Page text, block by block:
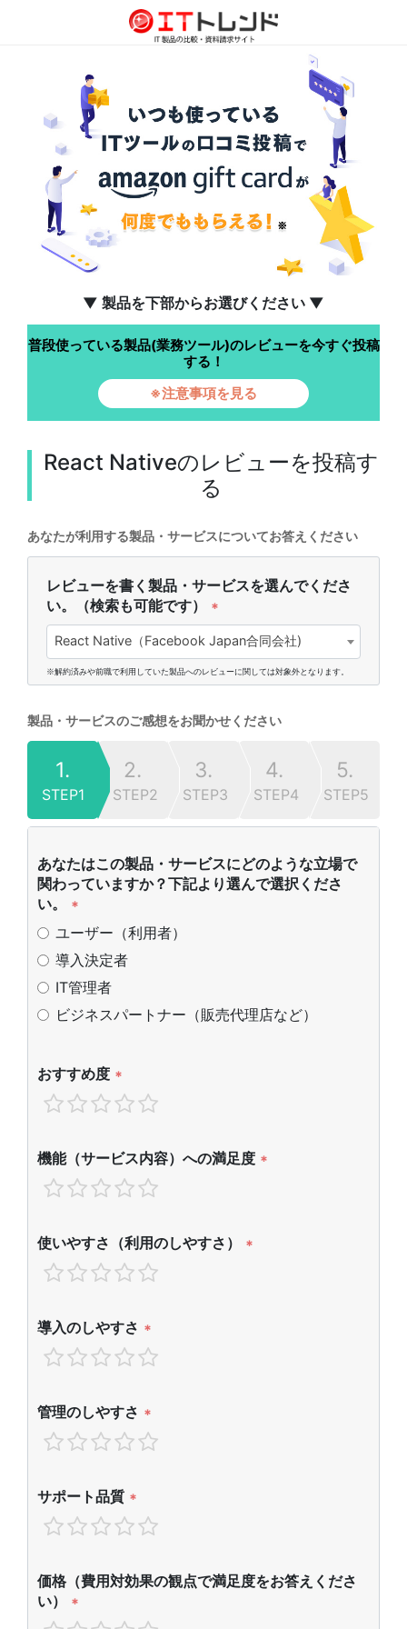
▼ 製品を下部からお選びください ▼
普段使っている製品(業務ツール)のレビューを今すぐ投稿
する！
※注意事項を見る
React Nativeのレビューを投稿す
る
あなたが利用する製品・サービスについてお答えください
レビューを書く製品・サービスを選んでくださ
い。（検索も可能です）
*
React Native（Facebook Japan合同会社)
※解約済みや前職で利用していた製品へのレビューに関しては対象外となります。
製品・サービスのご感想をお聞かせください
1.
STEP1
2.
STEP2
3.
STEP3
4.
STEP4
5.
STEP5
あなたはこの製品・サービスにどのような立場で
関わっていますか？下記より選んで選択くださ
い。
*
ユーザー（利用者）
導入決定者
IT管理者
ビジネスパートナー（販売代理店など）
おすすめ度 *
機能（サービス内容）への満足度 *
使いやすさ（利用のしやすさ） *
導入のしやすさ *
管理のしやすさ *
サポート品質 *
価格（費用対効果の観点で満足度をお答えくださ
い）
*